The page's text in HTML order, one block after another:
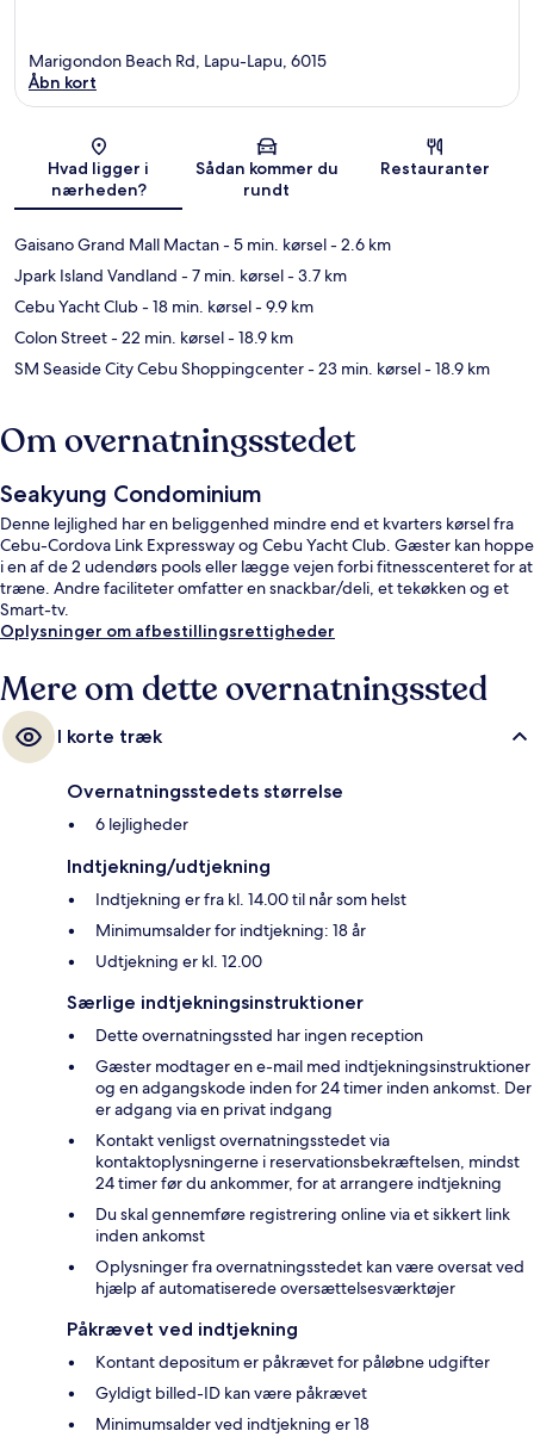
Kort
Marigondon Beach Rd, Lapu-Lapu, 6015
Åbn kort
Hvad ligger i
nærheden?
Sådan kommer du
rundt
Restauranter
Gaisano Grand Mall Mactan- 5 min. kørsel- 2.6 km
Jpark Island Vandland - 7 min. kørsel- 3.7 km
Cebu Yacht Club- 18 min. kørsel- 9.9 km
Colon Street- 22 min. kørsel- 18.9 km
SM Seaside City Cebu Shoppingcenter- 23 min. kørsel- 18.9 km
Om overnatningsstedet
Seakyung Condominium
Denne lejlighed har en beliggenhed mindre end et kvarters kørsel fra
Cebu-Cordova Link Expressway og Cebu Yacht Club. Gæster kan hoppe
i en af de 2 udendørs pools eller lægge vejen forbi fitnesscenteret for at
træne. Andre faciliteter omfatter en snackbar/deli, et tekøkken og et
Smart-tv.
Oplysninger om afbestillingsrettigheder
Mere om dette overnatningssted
I korte træk
Overnatningsstedets størrelse
6 lejligheder
Indtjekning/udtjekning
Indtjekning er fra kl. 14.00 til når som helst
Minimumsalder for indtjekning: 18 år
Udtjekning er kl. 12.00
Særlige indtjekningsinstruktioner
Dette overnatningssted har ingen reception
Gæster modtager en e-mail med indtjekningsinstruktioner
og en adgangskode inden for 24 timer inden ankomst. Der
er adgang via en privat indgang
Kontakt venligst overnatningsstedet via
kontaktoplysningerne i reservationsbekræftelsen, mindst
24 timer før du ankommer, for at arrangere indtjekning
Du skal gennemføre registrering online via et sikkert link
inden ankomst
Oplysninger fra overnatningsstedet kan være oversat ved
hjælp af automatiserede oversættelsesværktøjer
Påkrævet ved indtjekning
Kontant depositum er påkrævet for påløbne udgifter
Gyldigt billed-ID kan være påkrævet
Minimumsalder ved indtjekning er 18